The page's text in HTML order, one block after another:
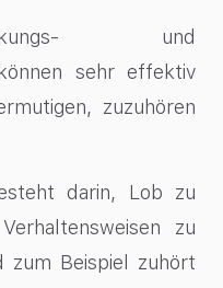
und
sehr effektiv
zuzuhören
darin, Lob zu
zu
zum Beispiel zuhört